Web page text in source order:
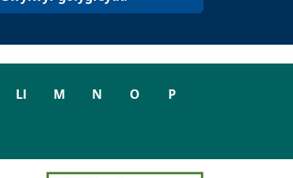
Ll M N O P